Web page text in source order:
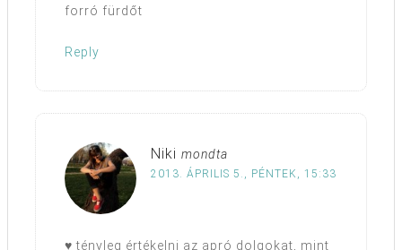
forró fürdőt
Reply
Niki mondta
2013. ÁPRILIS 5., PÉNTEK, 15:33
♥ tényleg értékelni az apró dolgokat, mint